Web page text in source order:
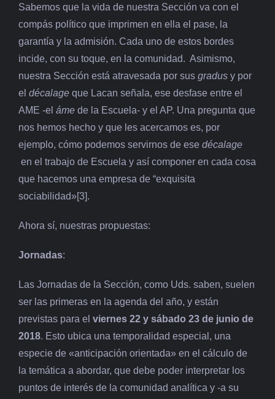
Sabemos que la vida de nuestra Sección va con el
compás político que imprimen en ella el pase, la
garantía y la admisión. Cada uno de estos bordes
incide, con su toque, en la comunidad. Asimismo,
nuestra Sección está atravesada por sus gradus y por
el décalage que Lacan señala, ese desfase entre el
AME -el áme de la Escuela- y el AP. Una pregunta que
nos hemos hecho y que les acercamos es, por
ejemplo, cómo podemos servirnos de ese décalage
en el trabajo de Escuela y así componer en cada cosa
que hacemos una empresa de “exquisita
sociabilidad»[3].
Ahora sí, nuestras propuestas:
Jornadas:
Las Jornadas de la Sección, como Uds. saben, suelen
ser las primeras en la agenda del año, y están
previstas para el viernes 22 y sábado 23 de junio de
2018. Esto ubica una temporalidad especial, una
especie de «anticipación orientada» en el cálculo de
la temática a abordar, que debe poder interpretar los
puntos de interés de la comunidad analítica y -a su